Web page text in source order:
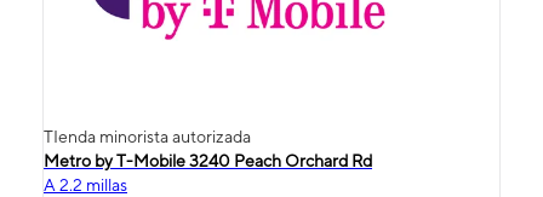
TIenda minorista autorizada
Metro by T-Mobile 3240 Peach Orchard Rd
A 2.2 millas